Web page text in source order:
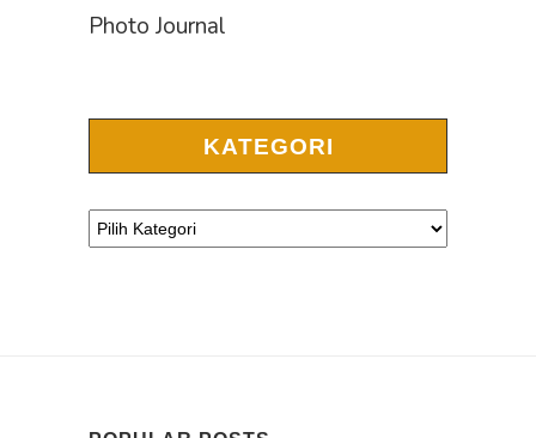
Photo Journal
KATEGORI